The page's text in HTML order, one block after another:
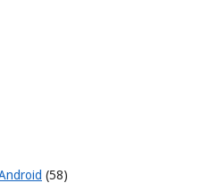
(58)